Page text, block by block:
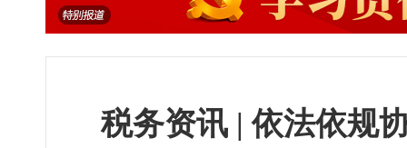
税务资讯 | 依法依规